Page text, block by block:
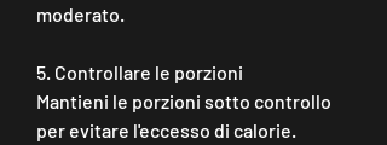
moderato.
5. Controllare le porzioni
Mantieni le porzioni sotto controllo
per evitare l'eccesso di calorie.